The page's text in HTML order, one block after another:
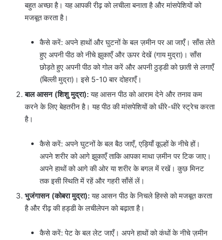
बहुत अच्छा है। यह आपकी रीढ़ को लचीला बनाता है और मांसपेशियों को
मजबूत करता है।
कैसे करें: अपने हाथों और घुटनों के बल ज़मीन पर आ जाएँ। साँस लेते
हुए अपनी पीठ को नीचे झुकाएँ और ऊपर देखें (गाय मुद्रा)। साँस
छोड़ते हुए अपनी पीठ को गोल करें और अपनी ठुड्डी को छाती से लगाएँ
(बिल्ली मुद्रा)। इसे 5-10 बार दोहराएँ।
बाल आसन (शिशु मुद्रा):यह आसन पीठ को आराम देने और तनाव कम
करने के लिए बेहतरीन है। यह पीठ की मांसपेशियों को धीरे-धीरे स्ट्रेच करता
है।
कैसे करें: अपने घुटनों के बल बैठ जाएँ, एड़ियाँ कूल्हों के नीचे हों।
अपने शरीर को आगे झुकाएँ ताकि आपका माथा ज़मीन पर टिक जाए।
अपने हाथों को आगे की ओर या शरीर के बगल में रखें। कुछ मिनट
तक इसी स्थिति में रहें और गहरी साँसें लें।
भुजंगासन (कोबरा मुद्रा):यह आसन पीठ के निचले हिस्से को मजबूत करता
है और रीढ़ की हड्डी के लचीलेपन को बढ़ाता है।
कैसे करें: पेट के बल लेट जाएँ। अपने हाथों को कंधों के नीचे ज़मीन